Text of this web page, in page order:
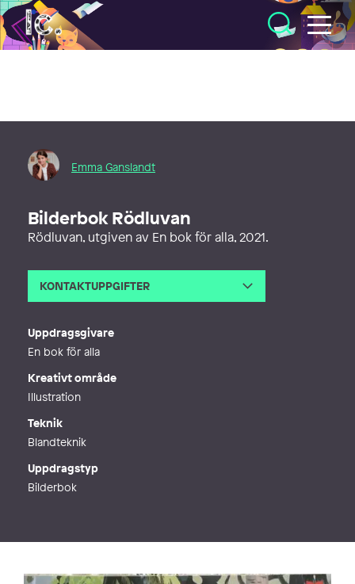
Illustratörcentrum
Emma Ganslandt
Bilderbok Rödluvan
Rödluvan, utgiven av En bok för alla, 2021.
KONTAKTUPPGIFTER
Uppdragsgivare
En bok för alla
Kreativt område
Illustration
Teknik
Blandteknik
Uppdragstyp
Bilderbok